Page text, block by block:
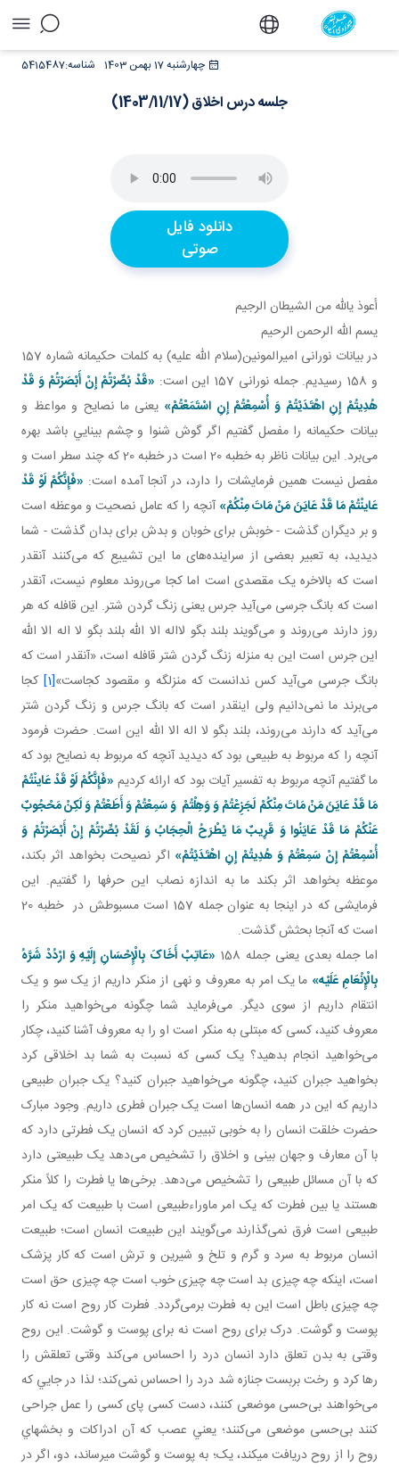
جلسه درس اخلاق (1403/11/17) - دفتر چهارشنبه 17 بهمن 1403 5415487شناسه:
جلسه درس اخلاق (1403/11/17)
دانلود فایل
صوتی
أعوذ يالله من الشيطان الرجيم
يسم الله الرحمن الرحيم
در بيانات نورانی اميرالمونين(سلام الله عليه) به کلمات حکيمانه شماره 157
و 158 رسيديم. جمله نورانی 157 اين است:
«قَدْ بُصِّرْتُمْ إِنْ أَبْصَرْتُمْ وَ قَدْ
هُدِيتُمْ إِنِ اهْتَدَيْتُمْ وَ أُسْمِعْتُمْ إِنِ اسْتَمَعْتُمْ» يعنی ما نصايح و مواعظ و
بيانات حکيمانه را مفصل گفتيم اگر گوش شنوا و چشم بينايي باشد بهره
می‌برد. اين بيانات ناظر به خطبه 20 است در خطبه 20 که چند سطر است و
مفصل نيست همين فرمايشات را دارد، در آنجا آمده است: «فَإِنَّکُمْ لَوْ قَدْ
عَاينْتُمْ مَا قَدْ عَايَنَ مَنْ مَاتَ مِنْکُمْ» آنچه را که عامل نصحيت و موعظه است
و بر ديگران گذشت - خوبش برای خوبان و بدش برای بدان گذشت - شما
ديديد، به تعبير بعضی از سراينده‌های ما اين تشييع که می‌کنند آنقدر
است که بالاخره يک مقصدی است اما کجا می‌روند معلوم نيست، آنقدر
است که بانگ جرسی می‌آيد جرس يعنی زنگ گردن شتر. اين قافله که هر
روز دارند می‌روند و می‌گويند بلند بگو لااله الا الله بلند بگو لا اله الا الله
اين جرس است اين به منزله زنگ گردن شتر قافله است، «آنقدر است که
بانگ جرسی می‌آيد کس ندانست که منزلگه و مقصود کجاست»[1]
کجا
می‌برند ما نمی‌دانيم ولی اينقدر است که بانگ جرس و زنگ گردن شتر
می‌آيد که دارند می‌روند، بلند بگو لا اله الا الله اين است. حضرت فرمود
آنچه را که مربوط به طبيعی بود که ديديد آنچه که مربوط به نصايح بود که
ما گفتيم آنچه مربوط به تفسير آيات بود که ارائه کرديم «فَإِنَّکُمْ لَوْ قَدْ عَاينْتُمْ
مَا قَدْ عَايَنَ مَنْ مَاتَ مِنْکُمْ لَجَزِعْتُمْ وَ وَهِلْتُمْ وَ سَمِعْتُمْ وَ أَطَعْتُمْ وَ لَکِنْ مَحْجُوبٌ
عَنْکُمْ مَا قَدْ عَايَنُوا وَ قَرِيبٌ مَا يُطْرَحُ الْحِجَابُ وَ لَقَدْ بُصِّرْتُمْ إِنْ أَبْصَرْتُمْ وَ
أُسْمِعْتُمْ إِنْ سَمِعْتُمْ وَ هُدِيتُمْ إِنِ اهْتَدَيْتُمْ» اگر نصيحت بخواهد اثر بکند،
موعظه بخواهد اثر بکند ما به اندازه نصاب اين حرفها را گفتيم. اين
فرمايشی که در اينجا به عنوان جمله 157 است مسبوطش در خطبه 20
است که آنجا بحثش گذشت.
اما جمله بعدی يعنی جمله 158
«عَاتِبْ أَخَاکَ بِالْإِحْسَانِ إِلَيْهِ وَ ارْدُدْ شَرَّهُ
بِالْإِنْعَامِ عَلَيْه» ما يک امر به معروف و نهی از منکر داريم از يک سو و يک
انتقام داريم از سوی ديگر. می‌فرمايد شما چگونه می‌خواهيد منکر را
معروف کنيد، کسی که مبتلی به منکر است او را به معروف آشنا کنيد، چکار
می‌خواهيد انجام بدهيد؟ يک کسی که نسبت به شما بد اخلاقی کرد
بخواهيد جبران کنيد، چگونه می‌خواهيد جبران کنيد؟ يک جبران طبيعی
داريم که اين در همه انسان‌ها است يک جبران فطری داريم. وجود مبارک
حضرت خلقت انسان را به خوبی تبيين کرد که انسان يک فطرتی دارد که
با آن معارف و جهان بينی و اخلاق را تشخيص می‌دهد يک طبيعتی دارد
که با آن مسائل طبيعی را تشخيص می‌دهد. برخی‌ها يا فطرت را کلاً منکر
هستند يا بين فطرت که يک امر ماوراءطبيعی است با طبيعت که يک امر
طبيعی است فرق نمی‌‎گذارند می‌گويند اين طبيعت انسان است؛ طبيعت
انسان مربوط به سرد و گرم و تلخ و شيرين و ترش است که کار پزشک
است، اينکه چه چيزی بد است چه چيزی خوب است چه چيزی حق است
چه چيزی باطل است اين به فطرت برمی‌گردد. فطرت کار روح است نه کار
پوست و گوشت. درک برای روح است نه برای پوست و گوشت. اين روح
وقتی به بدن تعلق دارد انسان درد را احساس می‌کند وقتی تعلقش را
رها کرد و رخت بربست جنازه شد درد را احساس نمی‌کند؛ لذا در جايي که
می‌خواهند بی‌حسی موضعی کنند، دست کسی پای کسی را عمل جراحی
کنند بی‌حسی موضعی می‌کنند؛ يعني عصب که آن ادراکات و بخش هاي
روح را از روح دريافت مي کند، يک؛ به پوست و گوشت مي رساند، دو، اگر در